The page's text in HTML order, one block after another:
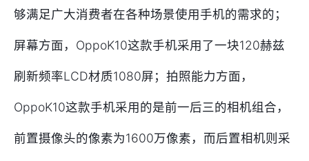
够满足广大消费者在各种场景使用手机的需求的；
屏幕方面，OppoK10这款手机采用了一块120赫兹
刷新频率LCD材质1080屏；拍照能力方面，
OppoK10这款手机采用的是前一后三的相机组合，
前置摄像头的像素为1600万像素，而后置相机则采